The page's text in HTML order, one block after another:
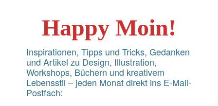
Happy Moin!
Inspirationen, Tipps und Tricks, Gedanken
und Artikel zu Design, Illustration,
Workshops, Büchern und kreativem
Lebensstil – jeden Monat direkt ins E-Mail-
Postfach: